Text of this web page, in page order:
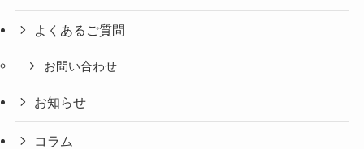
よくあるご質問
お問い合わせ
お知らせ
コラム